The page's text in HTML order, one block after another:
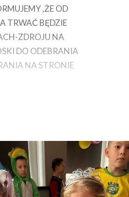
,ŻE OD
TRWAĆ BĘDZIE
ZDROJU NA
DO ODEBRANIA
NA STRONIE